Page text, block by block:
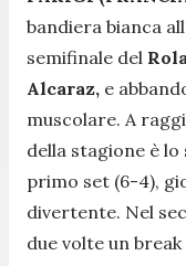
bandiera bianca
semifinale del
Alcaraz, e
muscolare. A
della stagione è
primo set (6-4),
divertente. Nel
due volte un